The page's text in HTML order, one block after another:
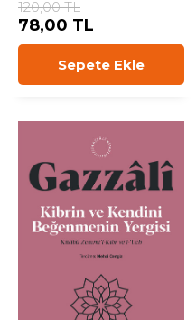
120,00 TL
78,00 TL
Sepete Ekle